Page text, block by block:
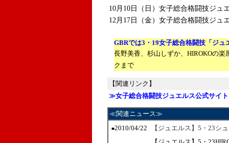
10月10日（日）女子総合格闘技ジ
12月17日（金）女子総合格闘技ジ
GBRでは3・19女子総合格闘技「ジュ
長野美香、杉山しずか、HIROKOの
クまで
【関連リンク】
≫女子総合格闘技ジュエルス公式サイト
≪関連ニュース≫
■2010/04/22 【ジュエルス】5・23シ